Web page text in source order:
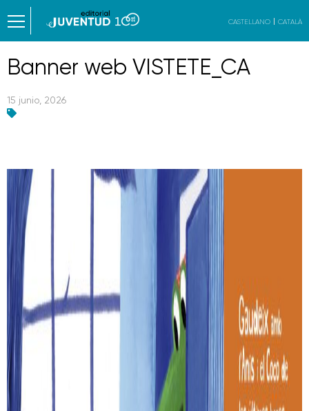
CASTELLANO CATALÀ
Banner web VISTETE_CA
15 junio, 2026